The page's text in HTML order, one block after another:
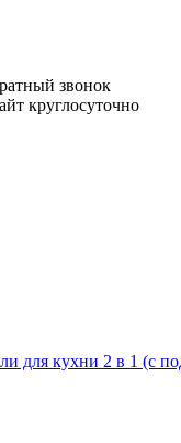
звонок
круглосуточно
для кухни 2 в 1 (с